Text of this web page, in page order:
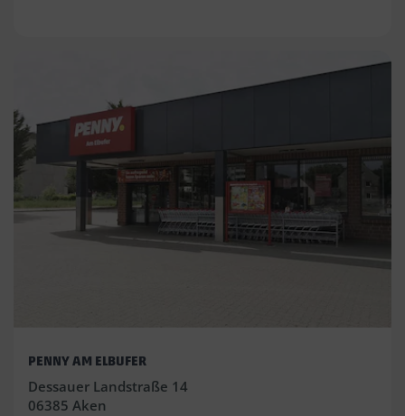
PENNY AM ELBUFER
Dessauer Landstraße 14
06385 Aken